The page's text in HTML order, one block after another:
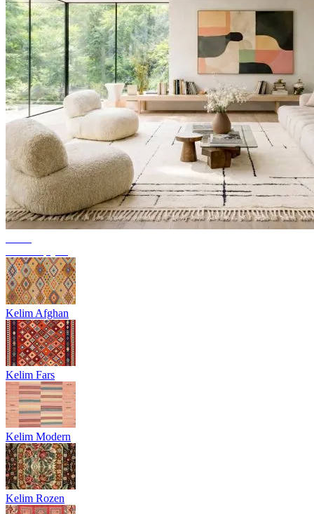
Kelim Afghan
Kelim Fars
Kelim Modern
Kelim Rozen